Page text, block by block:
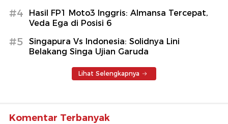
#4
Hasil FP1 Moto3 Inggris: Almansa Tercepat,
Veda Ega di Posisi 6
#5
Singapura Vs Indonesia: Solidnya Lini
Belakang Singa Ujian Garuda
Lihat Selengkapnya
Komentar Terbanyak